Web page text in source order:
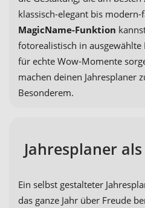
klassisch-elegant bis
MagicName-Funktion
fotorealistisch in
für echte Wow-Momente
machen deinen Jahresplaner
Besonderem.
Jahresplaner
Ein selbst gestalteter
das ganze Jahr über Freude